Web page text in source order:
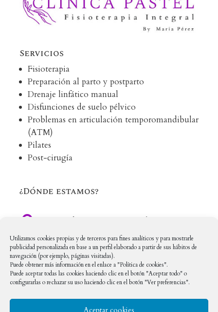
Utilizamos cookies propias y de terceros para fines analíticos y para mostrarle
publicidad personalizada en base a un perfil elaborado a partir de sus hábitos de
navegación (por ejemplo, páginas visitadas).
Puede obtener más información en el enlace a "Política de cookies".
Puede aceptar todas las cookies haciendo clic en el botón "Aceptar todo" o
configurarlas o rechazar su uso haciendo clic en el botón "Ver preferencias".
Aceptar cookies
Servicios
Fisioterapia
Preparación al parto y postparto
Drenaje linfático manual
Disfunciones de suelo pélvico
Problemas en articulación temporomandibular
(ATM)
Pilates
Post-cirugía
¿Dónde estamos?

C/ Méndez Nuñez, 12, Local 16
28669 Boadilla del Monte, Madrid
En Redes Sociales
 clinicapastelboadilla